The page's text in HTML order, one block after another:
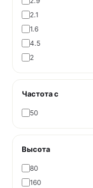
2.1
1.6
4.5
2
Частота с
50
Высота
80
160